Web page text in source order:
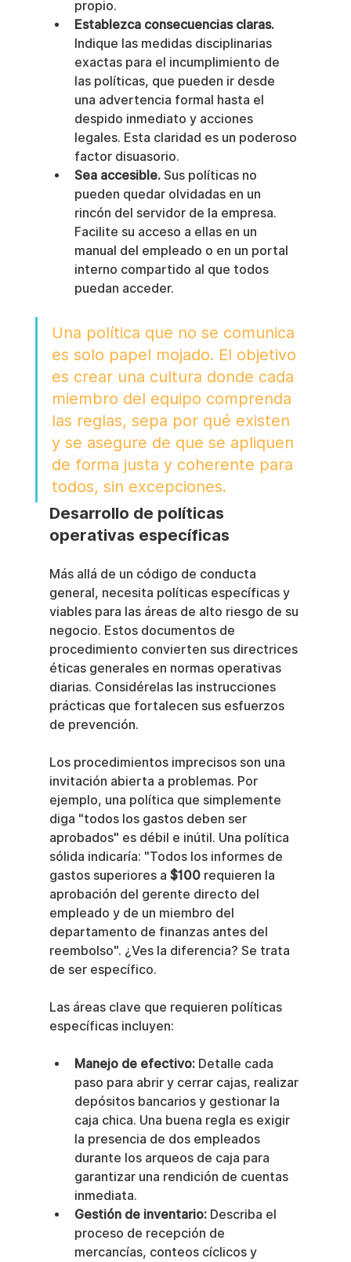
propio.
Establezca consecuencias claras.
Indique las medidas disciplinarias
exactas para el incumplimiento de
las políticas, que pueden ir desde
una advertencia formal hasta el
despido inmediato y acciones
legales. Esta claridad es un poderoso
factor disuasorio.
Sea accesible. Sus políticas no
pueden quedar olvidadas en un
rincón del servidor de la empresa.
Facilite su acceso a ellas en un
manual del empleado o en un portal
interno compartido al que todos
puedan acceder.
Una política que no se comunica
es solo papel mojado. El objetivo
es crear una cultura donde cada
miembro del equipo comprenda
las reglas, sepa por qué existen
y se asegure de que se apliquen
de forma justa y coherente para
todos, sin excepciones.
Desarrollo de políticas
operativas específicas
Más allá de un código de conducta
general, necesita políticas específicas y
viables para las áreas de alto riesgo de su
negocio. Estos documentos de
procedimiento convierten sus directrices
éticas generales en normas operativas
diarias. Considérelas las instrucciones
prácticas que fortalecen sus esfuerzos
de prevención.
Los procedimientos imprecisos son una
invitación abierta a problemas. Por
ejemplo, una política que simplemente
diga "todos los gastos deben ser
aprobados" es débil e inútil. Una política
sólida indicaría: "Todos los informes de
gastos superiores a $100 requieren la
aprobación del gerente directo del
empleado y de un miembro del
departamento de finanzas antes del
reembolso". ¿Ves la diferencia? Se trata
de ser específico.
Las áreas clave que requieren políticas
específicas incluyen:
Manejo de efectivo: Detalle cada
paso para abrir y cerrar cajas, realizar
depósitos bancarios y gestionar la
caja chica. Una buena regla es exigir
la presencia de dos empleados
durante los arqueos de caja para
garantizar una rendición de cuentas
inmediata.
Gestión de inventario: Describa el
proceso de recepción de
mercancías, conteos cíclicos y